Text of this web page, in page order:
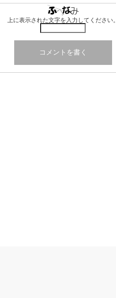
上に表示された文字を入力してください。